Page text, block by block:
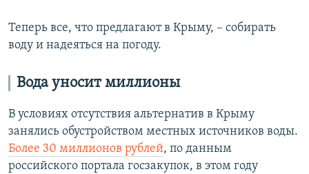
Теперь все, что предлагают в Крыму, – собирать
воду и надеяться на погоду.
Вода уносит миллионы
В условиях отсутствия альтернатив в Крыму
занялись обустройством местных источников воды.
Более 30 миллионов рублей, по данным
российского портала госзакупок, в этом году